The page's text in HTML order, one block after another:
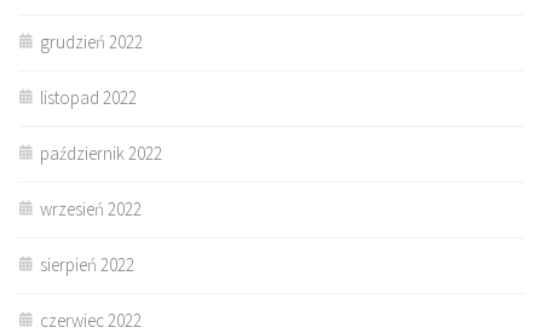
grudzień 2022
listopad 2022
październik 2022
wrzesień 2022
sierpień 2022
czerwiec 2022